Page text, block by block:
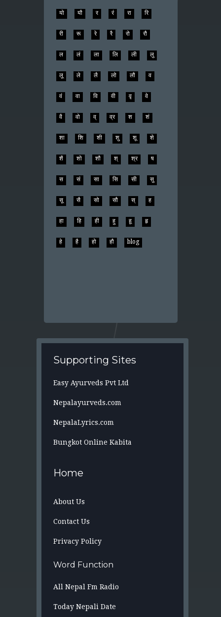
यो यौ र रं रा रि
री रू रे रै रो रौ
ल लं ला लि ली लु
लू ले लै लो लौ व
वं वा वि वी वृ वे
वै वो व् व्र श शं
शा शि शी शु शू शे
शै शो शौ श् श्र ष
स सं सा सि सी सु
सू सै सो सौ स् ह
हा हि ही हु हू हृ
हे है हो हौ blog
Supporting Sites
Easy Ayurveds Pvt Ltd
Nepalayurveds.com
NepalaLyrics.com
Bungkot Online Kabita
Home
About Us
Contact Us
Privacy Policy
Word Function
All Nepal Fm Radio
Today Nepali Date